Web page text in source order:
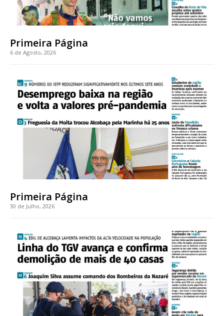
Planos de Assinatura
Faça-se assinante do Região de Cister e ajude-nos a manter este serviço
Sendo assinante terá acesso a todos os conteúdos exclusivos e versões
digitais.
Escolha o plano de assinatura desejado:
32€
12 meses
Edição em papel entregue à Quinta-feira em sua
Primeira Página
6 de Agosto, 2026
Primeira Página
30 de Julho, 2026